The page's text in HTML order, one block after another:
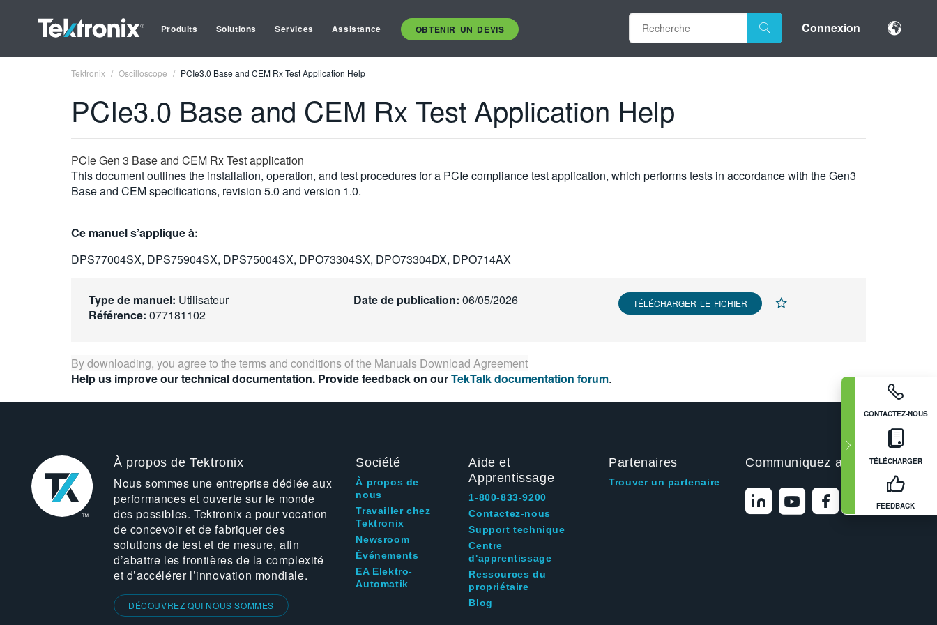
Produits Solutions Services Assistance OBTENIR UN DEVIS Connexion
CONTACTEZ-NOUS
TÉLÉCHARGER
FEEDBACK
Tektronix Oscilloscope PCIe3.0 Base and CEM Rx Test Application Help
PCIe3.0 Base and CEM Rx Test Application Help
PCIe Gen 3 Base and CEM Rx Test application
This document outlines the installation, operation, and test procedures for a PCIe compliance test application, which performs tests in accordance with the Gen3
Base and CEM specifications, revision 5.0 and version 1.0.
Ce manuel s’applique à:
DPS77004SX, DPS75904SX, DPS75004SX, DPO73304SX, DPO73304DX, DPO714AX
Type de manuel: Utilisateur
Référence: 077181102
Date de publication: 06/05/2026 TÉLÉCHARGER LE FICHIER
By downloading, you agree to the terms and conditions of the Manuals Download Agreement
Help us improve our technical documentation. Provide feedback on ourTekTalk documentation forum.
À propos de Tektronix
Nous sommes une entreprise dédiée aux
performances et ouverte sur le monde
des possibles. Tektronix a pour vocation
de concevoir et de fabriquer des
solutions de test et de mesure, afin
d’abattre les frontières de la complexité
et d’accélérer l’innovation mondiale.
DÉCOUVREZ QUI NOUS SOMMES
Société
À propos de
nous
Travailler chez
Tektronix
Newsroom
Événements
EA Elektro-
Automatik
Aide et
Apprentissage
1-800-833-9200
Contactez-nous
Support technique
Centre
d'apprentissage
Ressources du
propriétaire
Blog
Partenaires
Trouver un partenaire
Communiquez avec nous